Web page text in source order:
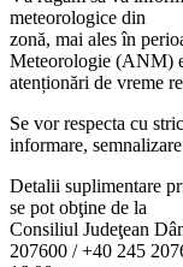
meteorologice din
zonă, mai ales în
Meteorologie (ANM)
atenționări de vreme
Se vor respecta cu
informare,
Detalii suplimentare
se pot obţine de la
Consiliul Judeţean
207600 / +40 245